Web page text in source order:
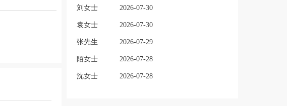
刘女士 2026-07-30
袁女士 2026-07-30
张先生 2026-07-29
陌女士 2026-07-28
沈女士 2026-07-28